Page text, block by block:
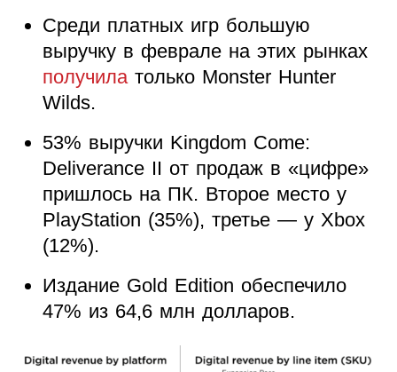
Среди платных игр большую
выручку в феврале на этих рынках
получилатолько Monster Hunter
Wilds.
53% выручки Kingdom Come:
Deliverance II от продаж в «цифре»
пришлось на ПК. Второе место у
PlayStation (35%), третье — у Xbox
(12%).
Издание Gold Edition обеспечило
47% из 64,6 млн долларов.